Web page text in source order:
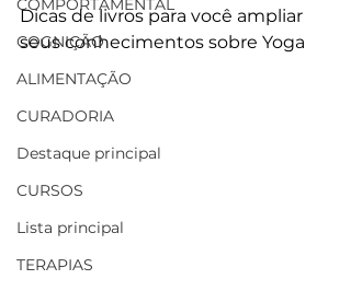
COMPORTAMENTAL
COGNIÇÃO
ALIMENTAÇÃO
CURADORIA
Destaque principal
CURSOS
Lista principal
TERAPIAS
Dicas de livros para você ampliar
seus conhecimentos sobre Yoga